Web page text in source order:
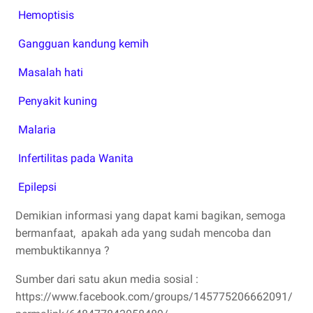
Hemoptisis
Gangguan kandung kemih
Masalah hati
Penyakit kuning
Malaria
Infertilitas pada Wanita
Epilepsi
Demikian informasi yang dapat kami bagikan, semoga
bermanfaat, apakah ada yang sudah mencoba dan
membuktikannya ?
Sumber dari satu akun media sosial :
https://www.facebook.com/groups/145775206662091/